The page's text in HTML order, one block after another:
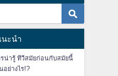
ะนำ
น่ารู้ ทีวีสมัยก่อนกับสมัยนี้
อย่างไร!?